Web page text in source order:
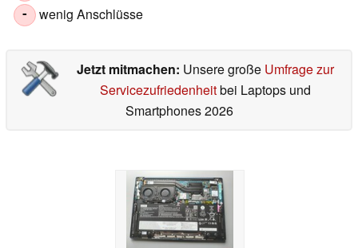
- wenig Anschlüsse
Jetzt mitmachen: Unsere große Umfrage zur
Servicezufriedenheitbei Laptops und
Smartphones 2026